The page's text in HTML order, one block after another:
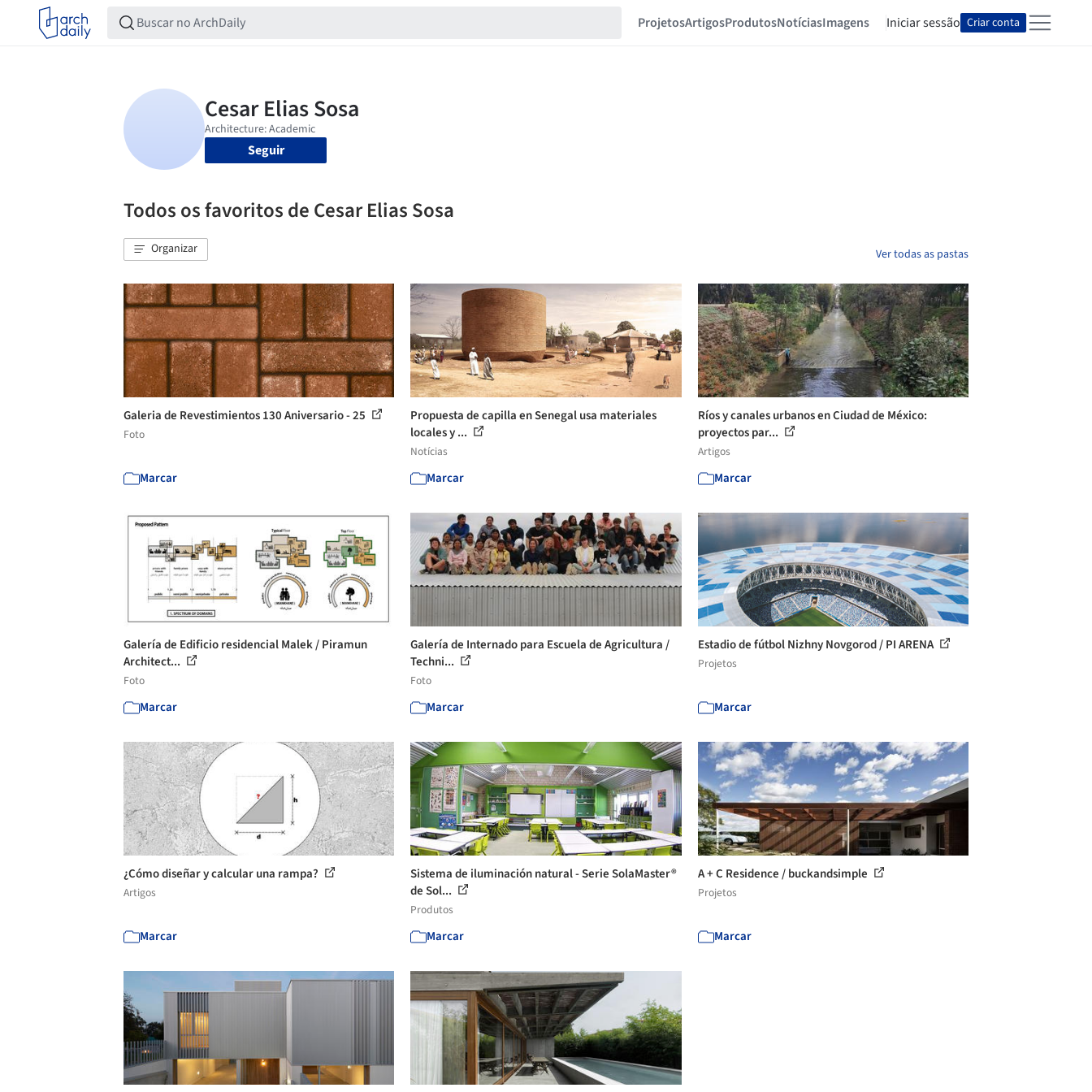
ProjetosArtigosProdutosNotíciasImagens Iniciar sessão Criar conta
Seguir
Todos os favoritos de Cesar Elias Sosa
Organizar Ver todas as pastas
Galeria de Revestimientos 130 Aniversario - 25
Foto
Marcar
Propuesta de capilla en Senegal usa materiales
locales y ...
Notícias
Marcar
Ríos y canales urbanos en Ciudad de México:
proyectos par...
Artigos
Marcar
Galería de Edificio residencial Malek / Piramun
Architect...
Foto
Marcar
Galería de Internado para Escuela de Agricultura /
Techni...
Foto
Marcar
Estadio de fútbol Nizhny Novgorod / PI ARENA
Projetos
Marcar
¿Cómo diseñar y calcular una rampa?
Artigos
Marcar
Sistema de iluminación natural - Serie SolaMaster®
de Sol...
Produtos
Marcar
A + C Residence / buckandsimple
Projetos
Marcar